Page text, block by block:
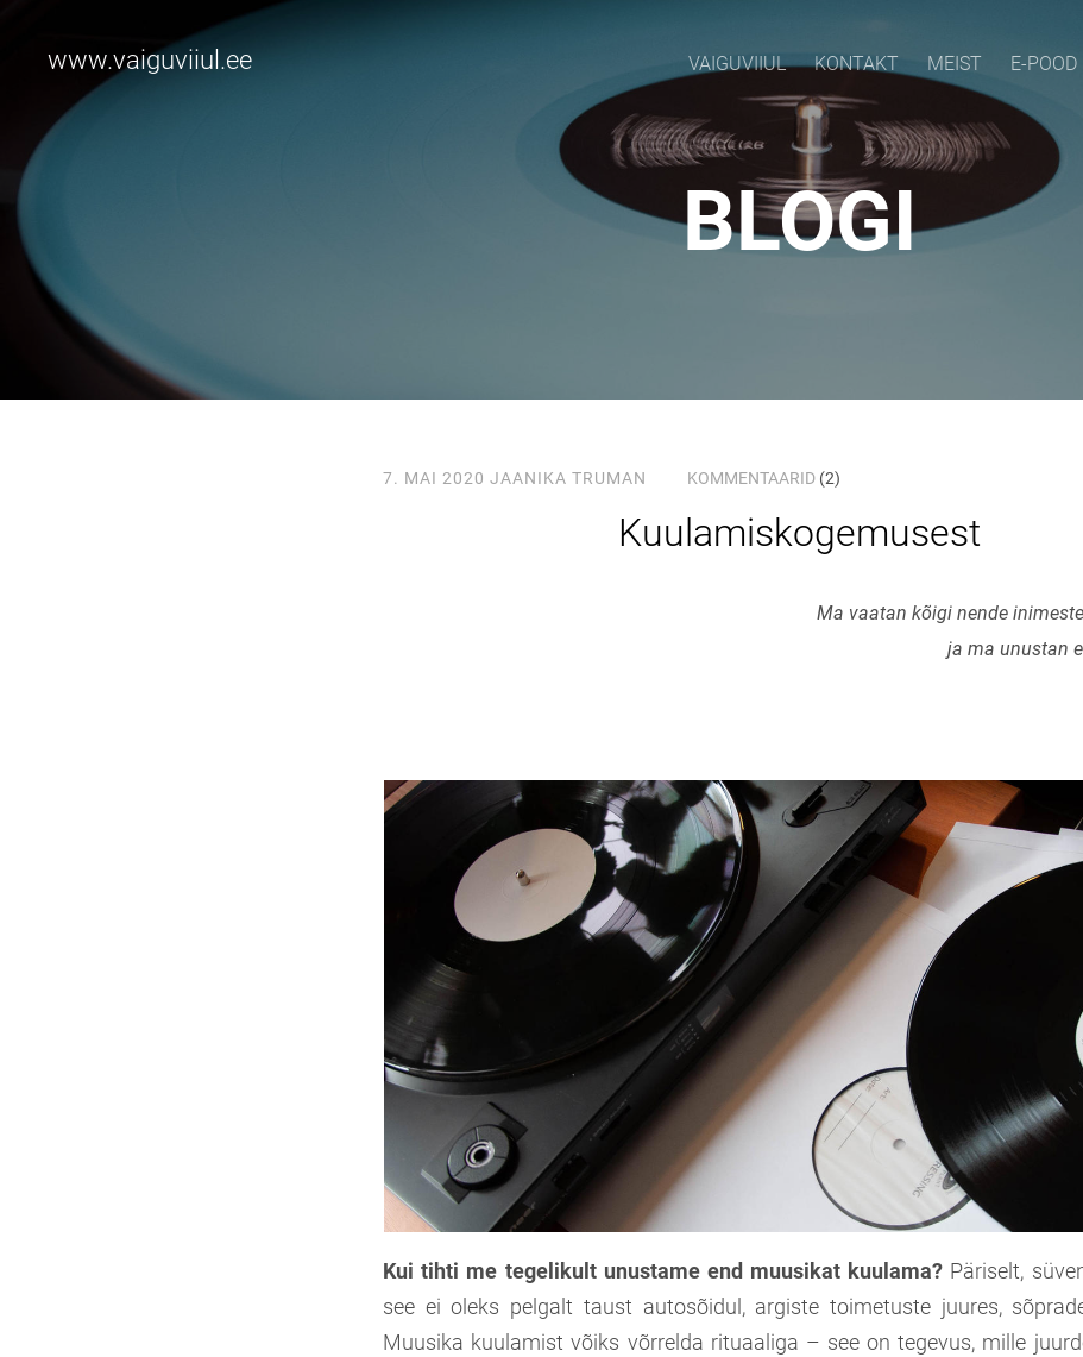
www.vaiguviiul.ee VAIGUVIIUL KONTAKT MEIST E-POOD
BLOGI
7. MAI 2020 JAANIKA TRUMAN KOMMENTAARID (2)
Kuulamiskogemusest
Ma vaatan kõigi nende
ja ma unustan
Kui tihti me tegelikult unustame end muusikat kuulama? Päriselt,
see ei oleks pelgalt taust autosõidul, argiste toimetuste juures,
Muusika kuulamist võiks võrrelda rituaaliga – see on tegevus, mille